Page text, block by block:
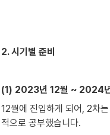
2. 시기별 준비
(1) 2023년 12월 ~ 2024
12월에 진입하게 되어, 2차
적으로 공부했습니다.